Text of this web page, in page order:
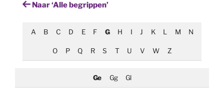
Naar ‘Alle begrippen’
A B C D E F G H I J K L M N
O P Q R S T U V W Z
Ge Gg Gl